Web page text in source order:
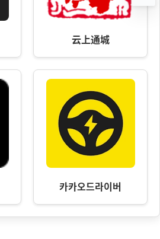
云上通城
카카오드라이버